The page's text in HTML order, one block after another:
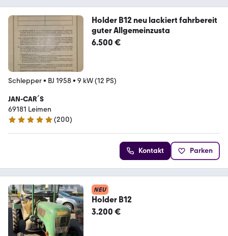
Holder B12 neu lackiert fahrbereit
guter Allgemeinzusta
6.500 €
Schlepper• BJ 1958• 9 kW (12 PS)
JAN-CAR´S
69181 Leimen
5 Sterne
(200)
Kontakt Parken
NEU
Holder B12
3.200 €